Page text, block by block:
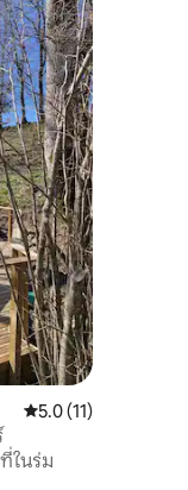
คะแนนเฉลี่ย 5.0 จาก
5.0 (11)
ในร่ม